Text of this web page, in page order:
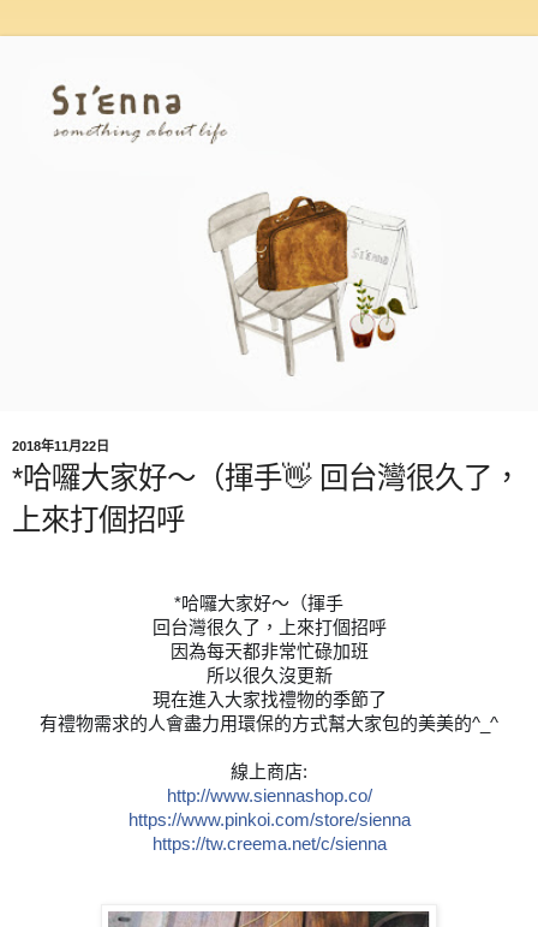
2018年11月22日
*哈囉大家好～（揮手👋 回台灣很久了，
上來打個招呼
*哈囉大家好～（揮手
回台灣很久了，上來打個招呼
因為每天都非常忙碌加班
所以很久沒更新
現在進入大家找禮物的季節了
有禮物需求的人會盡力用環保的方式幫大家包的美美的^_ ^
線上商店:
http://www.siennashop.co/
https://www.pinkoi.com/store/sienna
https://tw.creema.net/c/sienna